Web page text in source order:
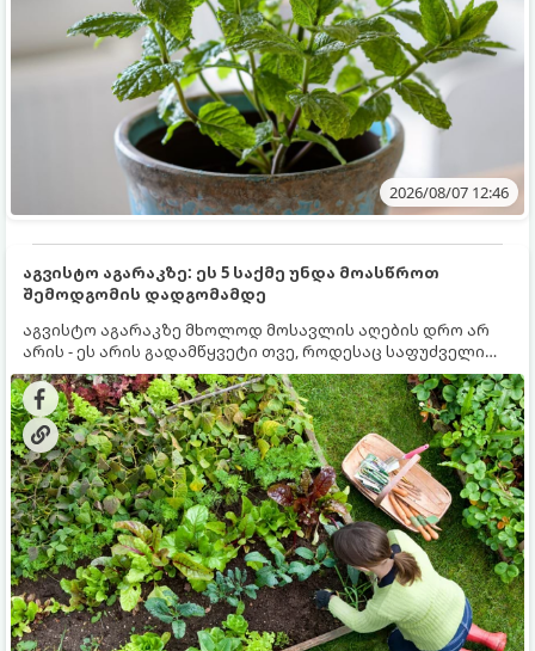
2026/08/07 12:46
აგვისტო აგარაკზე: ეს 5 საქმე უნდა მოასწროთ
შემოდგომის დადგომამდე
აგვისტო აგარაკზე მხოლოდ მოსავლის აღების დრო არ
არის - ეს არის გადამწყვეტი თვე, როდესაც საფუძველი
ეყრება მომავალი წლის მოსავალს და ბაღი მზადდება
შემოდგომა-ზამთრის სეზონისთვის. იმისათვის, რომ
ნიადაგმა ენერგია აღიდგინოს, ხოლო მცენარეებმა
ზამთარს გაუძლონ, აგვისტოს ბოლომდე 5
მნიშვნელოვანი საქმის გაკეთება უნდა მოასწროთ: